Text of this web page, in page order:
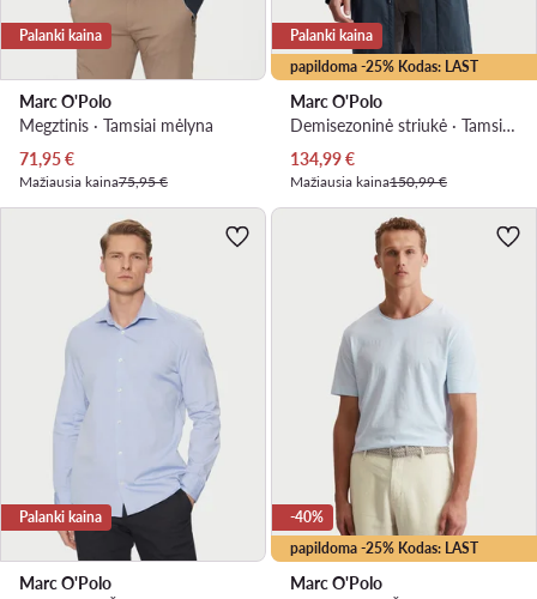
Palanki kaina
Marc O'Polo
Megztinis · Tamsiai mėlyna
Dabartinė kaina
71,95€
Mažiausia kaina75,95 €
papildoma -25% Kodas: LAST
Palanki kaina
Marc O'Polo
Demisezoninė striukė · Tamsiai mėlyna
Dabartinė kaina
134,99€
Mažiausia kaina150,99 €
Palanki kaina
Marc O'Polo
papildoma -25% Kodas: LAST
-40%
Marc O'Polo